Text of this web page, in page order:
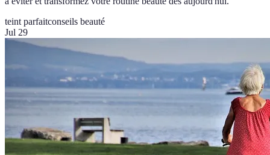
teint parfaitconseils beauté
Jul 29